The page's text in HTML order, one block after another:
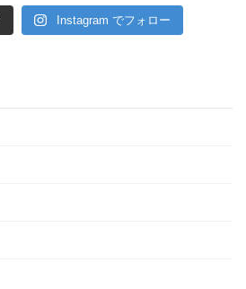
Instagram でフォロー